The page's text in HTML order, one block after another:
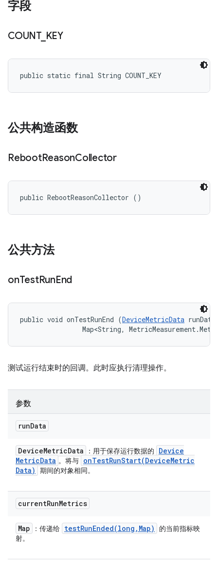
字段
COUNT_ KEY
public static final String COUNT_KEY
公共构造函数
RebootReasonCollector
public RebootReasonCollector ()
公共方法
onTestRunEnd
public void onTestRunEnd (DeviceMetricData
Map<String,
测试运行结束时的回调。此时应执行清理操作。
参数
runData
DeviceMetricData ：用于保存运行数据的
Device
MetricData 。将与 onTestRunStart(DeviceMetric
Data)
期间的对象相同。
currentRunMetrics
Map ：传递给 testRunEnded(long , Map)
的当前指标映
射。